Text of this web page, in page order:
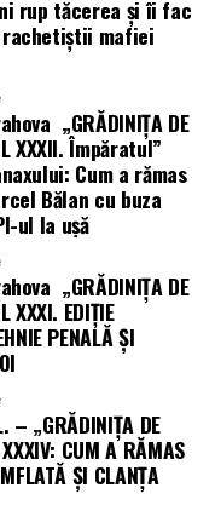
la curent și la
acolo unde alții
DE CADRE”,
despre
ca să vedeți
S.R.L. – nu ratați
(Cristina T.).
un
în obținerea
prin observarea
se află în
se dezbracă.
apare și în
are conotații
la actul de a
geamul unui
consimțământ).
care încalcă
rup tăcerea și îi fac
rachetiștii mafiei
„GRĂDINIȚA DE
XXXII. Împăratul”
Cum a rămas
Bălan cu buza
ul la ușă
„GRĂDINIȚA DE
XXXI. EDIȚIE
PENALĂ ȘI
– „GRĂDINIȚA DE
CUM A RĂMAS
ȘI CLANȚA